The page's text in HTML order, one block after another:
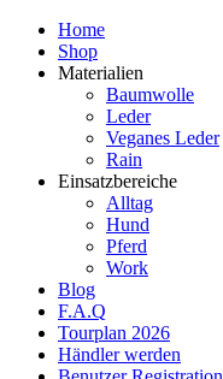
Home
Shop
Materialien
Baumwolle
Leder
Veganes Leder
Rain
Einsatzbereiche
Alltag
Hund
Pferd
Work
Blog
F.A.Q
Tourplan 2026
Händler werden